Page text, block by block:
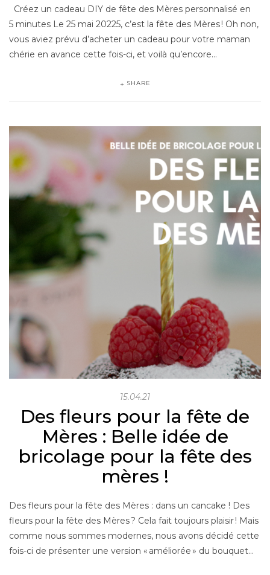
Créez un cadeau DIY de fête des Mères personnalisé en
5 minutes Le 25 mai 20225, c’est la fête des Mères ! Oh non,
vous aviez prévu d’acheter un cadeau pour votre maman
chérie en avance cette fois-ci, et voilà qu’encore…
SHARE
15.04.21
Des fleurs pour la fête de
Mères : Belle idée de
bricolage pour la fête des
mères !
Des fleurs pour la fête des Mères : dans un cancake ! Des
fleurs pour la fête des Mères ? Cela fait toujours plaisir ! Mais
comme nous sommes modernes, nous avons décidé cette
fois-ci de présenter une version « améliorée » du bouquet…